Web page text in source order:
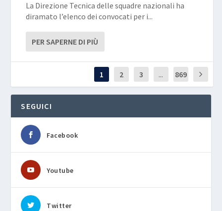
La Direzione Tecnica delle squadre nazionali ha
diramato l’elenco dei convocati per i...
PER SAPERNE DI PIÙ
1 2 3 ... 869
SEGUICI
Facebook
Youtube
Twitter